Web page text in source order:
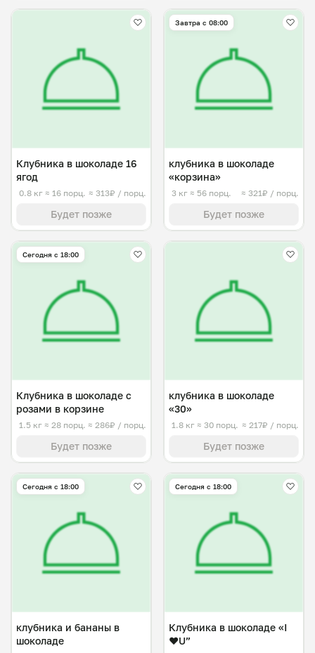
Клубника в шоколаде 16
ягод
0.8 кг ≈ 16 порц. ≈ 313₽ / порц.
Будет позже
Завтра c 08:00
клубника в шоколаде
«корзина»
3 кг ≈ 56 порц. ≈ 321₽ / порц.
Будет позже
Сегодня с 18:00
Клубника в шоколаде с
розами в корзине
1.5 кг ≈ 28 порц. ≈ 286₽ / порц.
Будет позже
клубника в шоколаде
«30»
1.8 кг ≈ 30 порц. ≈ 217₽ / порц.
Будет позже
Сегодня с 18:00
клубника и бананы в
шоколаде
Сегодня с 18:00
Клубника в шоколаде «I
❤️U”